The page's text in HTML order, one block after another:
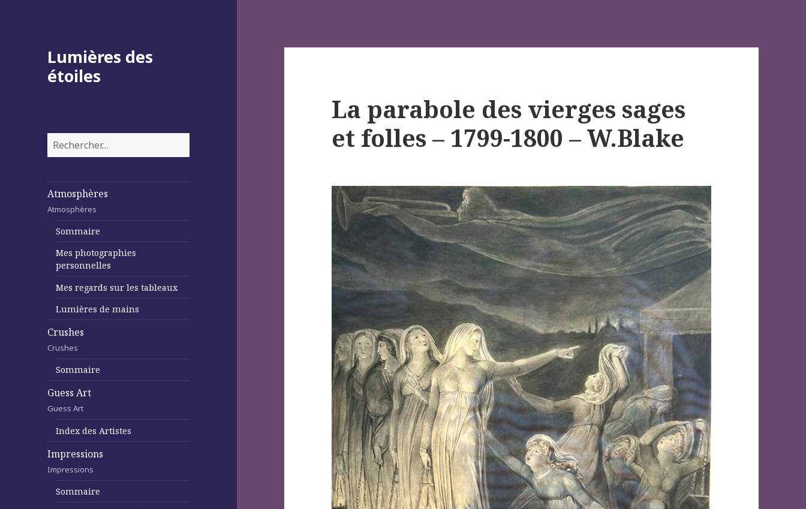
Lumières des
étoiles
Rechercher :
Atmosphères
Atmosphères
Sommaire
Mes photographies
personnelles
Mes regards sur les tableaux
Lumières de mains
Crushes
Crushes
Sommaire
Guess Art
Guess Art
Index des Artistes
Impressions
Impressions
Sommaire
La parabole des vierges sages
et folles – 1799-1800 – W.Blake